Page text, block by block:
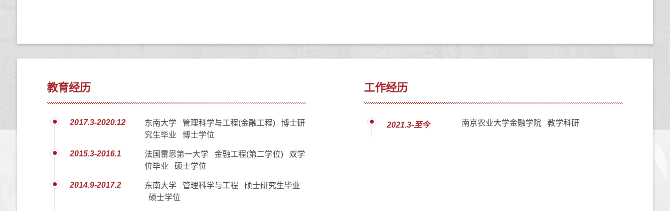
教育经历
2017.3-2020.12
东南大学 管理科学与工程(金融工程) 博士研
究生毕业 博士学位
2015.3-2016.1
法国雷恩第一大学 金融工程(第二学位) 双学
位毕业 硕士学位
2014.9-2017.2
东南大学 管理科学与工程 硕士研究生毕业
硕士学位
工作经历
2021.3-至今 南京农业大学金融学院 教学科研